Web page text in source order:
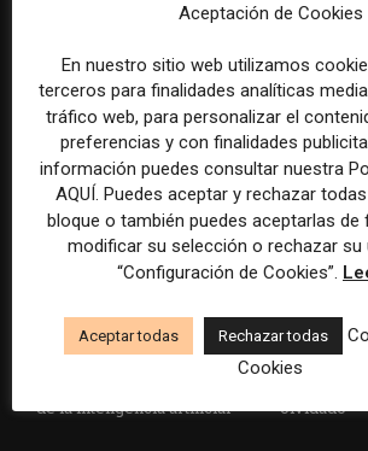
recurso para la
sustentabilidad: el camino del
Desgrabador de Chequeado
valor a las
El contenido líquido plantea
una transformación radical
de la inteligencia artificial
Cómo
sobre
olvidado
Aceptación de Cookies
En nuestro sitio web utilizamos
terceros para finalidades analíticas
tráfico web, para personalizar el
preferencias y con finalidades
información puedes consultar nuestra
AQUÍ. Puedes aceptar y rechazar
bloque o también puedes aceptarlas
modificar su selección o rechazar su
“Configuración de Cookies”.
Aceptar todas Rechazar todas
Cookies